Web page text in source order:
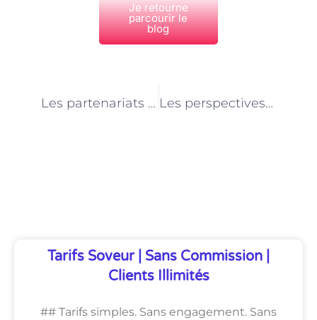
Je retourne
parcourir le
blog
Les partenariats entre les conseillers en insertion professionnelle et les organismes de formation à Paris Les perspectives d’évolution de carrière pour les conseillers en insertion professionnelle à Paris
Tarifs Soveur | Sans Commission |
Clients Illimités
## Tarifs simples. Sans engagement. Sans